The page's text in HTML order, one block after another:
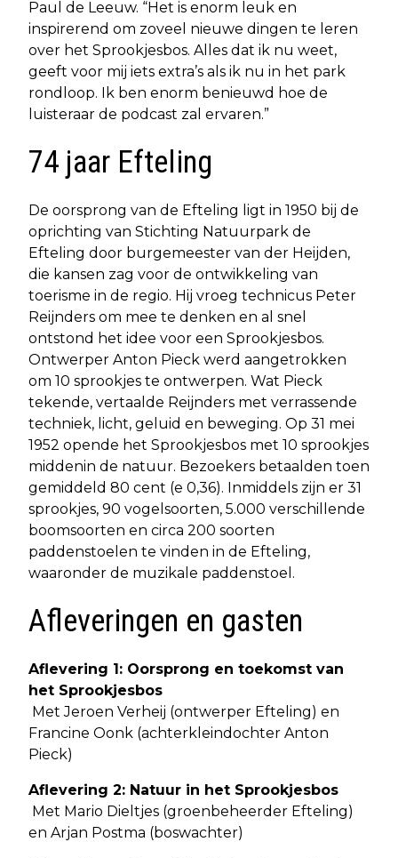
Paul de Leeuw. “Het is enorm leuk en
inspirerend om zoveel nieuwe dingen te leren
over het Sprookjesbos. Alles dat ik nu weet,
geeft voor mij iets extra’s als ik nu in het park
rondloop. Ik ben enorm benieuwd hoe de
luisteraar de podcast zal ervaren.”
74 jaar Efteling
De oorsprong van de Efteling ligt in 1950 bij de
oprichting van Stichting Natuurpark de
Efteling door burgemeester van der Heijden,
die kansen zag voor de ontwikkeling van
toerisme in de regio. Hij vroeg technicus Peter
Reijnders om mee te denken en al snel
ontstond het idee voor een Sprookjesbos.
Ontwerper Anton Pieck werd aangetrokken
om 10 sprookjes te ontwerpen. Wat Pieck
tekende, vertaalde Reijnders met verrassende
techniek, licht, geluid en beweging. Op 31 mei
1952 opende het Sprookjesbos met 10 sprookjes
middenin de natuur. Bezoekers betaalden toen
gemiddeld 80 cent (e 0,36). Inmiddels zijn er 31
sprookjes, 90 vogelsoorten, 5.000 verschillende
boomsoorten en circa 200 soorten
paddenstoelen te vinden in de Efteling,
waaronder de muzikale paddenstoel.
Afleveringen en gasten
Aflevering 1: Oorsprong en toekomst van
het Sprookjesbos
Met Jeroen Verheij (ontwerper Efteling) en
Francine Oonk (achterkleindochter Anton
Pieck)
Aflevering 2: Natuur in het Sprookjesbos
Met Mario Dieltjes (groenbeheerder Efteling)
en Arjan Postma (boswachter)